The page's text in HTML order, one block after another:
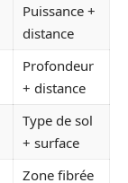
Puissance +
distance
Profondeur
+ distance
Type de sol
+ surface
Zone fibrée